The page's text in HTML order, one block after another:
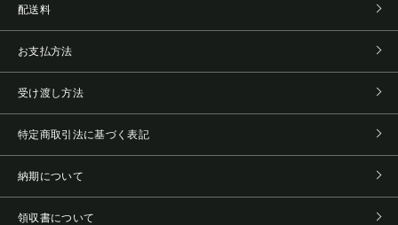
配送料
お支払方法
受け渡し方法
特定商取引法に基づく表記
納期について
領収書について